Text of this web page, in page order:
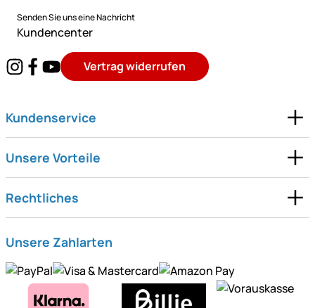
Senden Sie uns eine Nachricht
Kundencenter
Vertrag widerrufen
Kundenservice
Unsere Vorteile
Rechtliches
Unsere Zahlarten